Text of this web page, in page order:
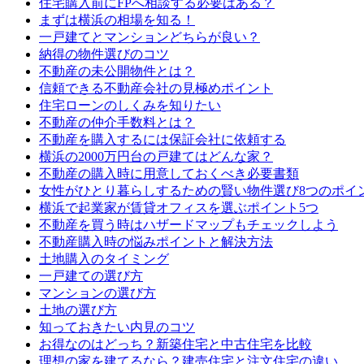
住宅購入前にFPへ相談する必要はある？
まずは横浜の相場を知る！
一戸建てとマンションどちらが良い？
納得の物件選びのコツ
不動産の未公開物件とは？
信頼できる不動産会社の見極めポイント
住宅ローンのしくみを知りたい
不動産の仲介手数料とは？
不動産を購入するには保証会社に依頼する
横浜の2000万円台の戸建てはどんな家？
不動産の購入時に用意しておくべき必要書類
女性がひとり暮らしするための賢い物件選び8つのポイ
横浜で起業家が賃貸オフィスを選ぶポイント5つ
不動産を買う時はハザードマップもチェックしよう
不動産購入時の悩みポイントと解決方法
土地購入のタイミング
一戸建ての選び方
マンションの選び方
土地の選び方
知っておきたい内見のコツ
お得なのはどっち？新築住宅と中古住宅を比較